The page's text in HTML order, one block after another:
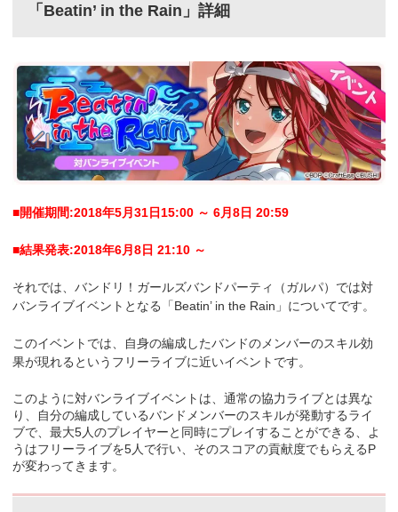
「Beatin’ in the Rain」詳細
■開催期間:2018年5月31日15:00 ～ 6月8日 20:59
■結果発表:2018年6月8日 21:10 ～
それでは、バンドリ！ガールズバンドパーティ（ガルパ）では対
バンライブイベントとなる「Beatin’ in the Rain」についてです。
このイベントでは、自身の編成したバンドのメンバーのスキル効
果が現れるというフリーライブに近いイベントです。
このように対バンライブイベントは、通常の協力ライブとは異な
り、自分の編成しているバンドメンバーのスキルが発動するライ
ブで、最大5人のプレイヤーと同時にプレイすることができる、よ
うはフリーライブを5人で行い、そのスコアの貢献度でもらえるP
が変わってきます。